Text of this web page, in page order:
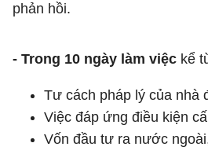
phản hồi.
- Trong 10 ngày làm việc kể
Tư cách pháp lý của nhà
Việc đáp ứng điều kiện
Vốn đầu tư ra nước